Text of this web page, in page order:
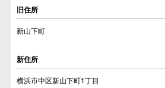
旧住所
新山下町
新住所
横浜市中区新山下町1丁目